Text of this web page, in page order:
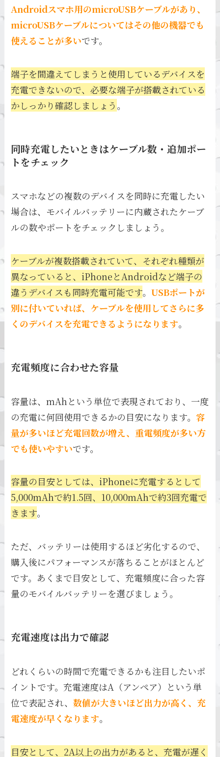
Androidスマホ用のmicroUSBケーブルがあり、
microUSBケーブルについてはその他の機器でも
使えることが多いです。
端子を間違えてしまうと使用しているデバイスを
充電できないので、必要な端子が搭載されている
かしっかり確認しましょう。
同時充電したいときはケーブル数・追加ポー
トをチェック
スマホなどの複数のデバイスを同時に充電したい
場合は、モバイルバッテリーに内蔵されたケーブ
ルの数やポートをチェックしましょう。
ケーブルが複数搭載されていて、それぞれ種類が
異なっていると、iPhoneとAndroidなど端子の
違うデバイスも同時充電可能です。USBポートが
別に付いていれば、ケーブルを使用してさらに多
くのデバイスを充電できるようになります。
充電頻度に合わせた容量
容量は、mAhという単位で表現されており、一度
の充電に何回使用できるかの目安になります。容
量が多いほど充電回数が増え、重電頻度が多い方
でも使いやすいです。
容量の目安としては、iPhoneに充電するとして
5,000mAhで約1.5回、10,000mAhで約3回充電で
きます。
ただ、バッテリーは使用するほど劣化するので、
購入後にパフォーマンスが落ちることがほとんど
です。あくまで目安として、充電頻度に合った容
量のモバイルバッテリーを選びましょう。
充電速度は出力で確認
どれくらいの時間で充電できるかも注目したいポ
イントです。充電速度はA（アンペア）という単
位で表記され、数値が大きいほど出力が高く、充
電速度が早くなります。
目安として、2A以上の出力があると、充電が遅く